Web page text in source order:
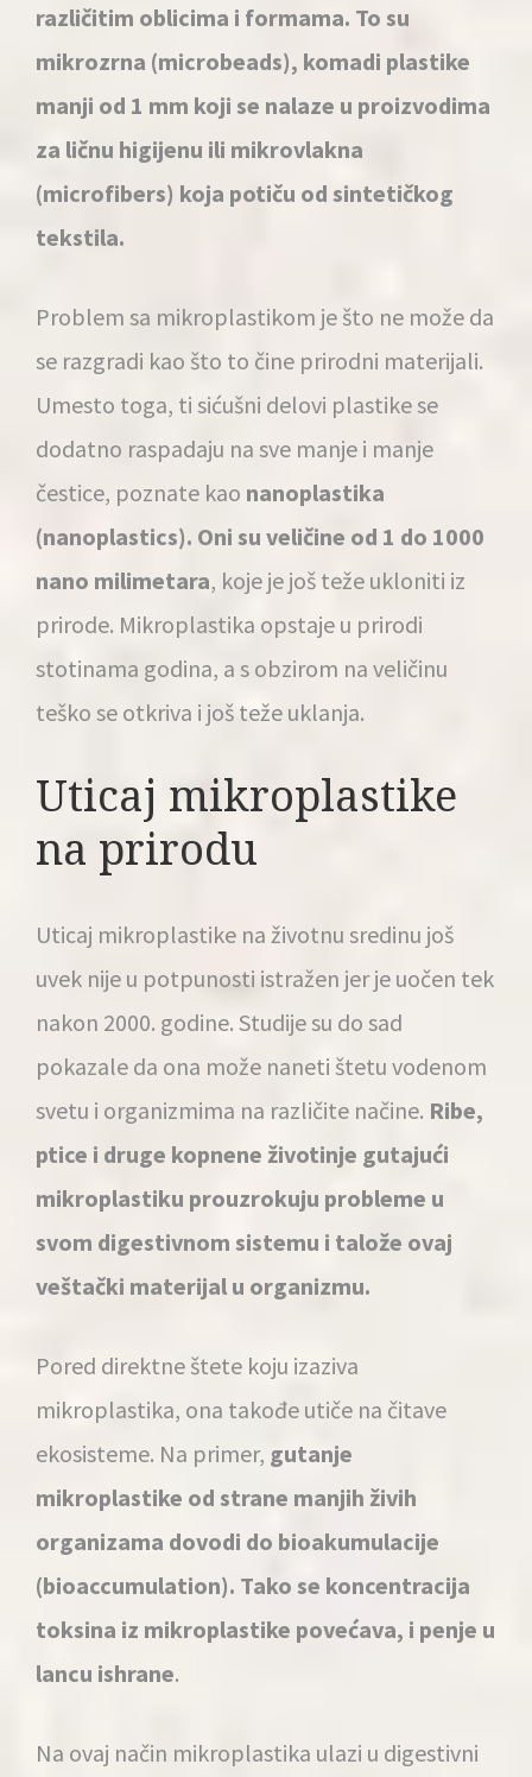
različitim oblicima i formama. To su
mikrozrna (microbeads), komadi plastike
manji od 1 mm koji se nalaze u proizvodima
za ličnu higijenu ili mikrovlakna
(microfibers) koja potiču od sintetičkog
tekstila.
Problem sa mikroplastikom je što ne može da
se razgradi kao što to čine prirodni materijali.
Umesto toga, ti sićušni delovi plastike se
dodatno raspadaju na sve manje i manje
čestice, poznate kao nanoplastika
(nanoplastics). Oni su veličine od 1 do 1000
nano milimetara, koje je još teže ukloniti iz
prirode. Mikroplastika opstaje u prirodi
stotinama godina, a s obzirom na veličinu
teško se otkriva i još teže uklanja.
Uticaj mikroplastike
na prirodu
Uticaj mikroplastike na životnu sredinu još
uvek nije u potpunosti istražen jer je uočen tek
nakon 2000. godine. Studije su do sad
pokazale da ona može naneti štetu vodenom
svetu i organizmima na različite načine. Ribe,
ptice i druge kopnene životinje gutajući
mikroplastiku prouzrokuju probleme u
svom digestivnom sistemu i talože ovaj
veštački materijal u organizmu.
Pored direktne štete koju izaziva
mikroplastika, ona takođe utiče na čitave
ekosisteme. Na primer, gutanje
mikroplastike od strane manjih živih
organizama dovodi do bioakumulacije
(bioaccumulation). Tako se koncentracija
toksina iz mikroplastike povećava, i penje u
lancu ishrane.
Na ovaj način mikroplastika ulazi u digestivni